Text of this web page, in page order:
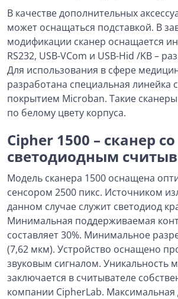
В качестве дополнительных
может оснащаться подставкой. В
модификации сканер оснащается
RS232, USB-VCom и USB-Hid /KB –
Для использования в сфере
разработана специальная линейка
покрытием Microban. Такие
по белому цвету корпуса.
Cipher 1500 – сканер со
светодиодным
Модель сканера 1500 оснащена
сенсором 2500 пикс. Источником
данном случае служит светодиод
Минимальная поддерживаемая
составляет 30%. Минимальное
(7,62 мкм). Устройство оснащено
звуковым сигналом. Уникальность
заключается в считывателе
компании CipherLab. Максимальная